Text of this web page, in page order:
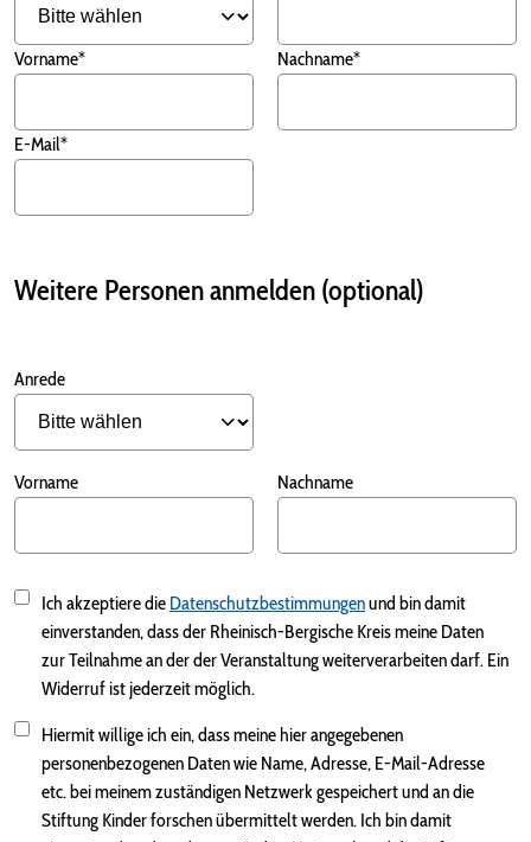
Vorname*
E-Mail*
Nachname*
Weitere Personen anmelden (optional)
Anrede
Vorname Nachname
Ich akzeptiere die Datenschutzbestimmungenund bin damit
einverstanden, dass der Rheinisch-Bergische Kreis meine Daten
zur Teilnahme an der der Veranstaltung weiterverarbeiten darf. Ein
Widerruf ist jederzeit möglich.
Hiermit willige ich ein, dass meine hier angegebenen
personenbezogenen Daten wie Name, Adresse, E-Mail-Adresse
etc. bei meinem zuständigen Netzwerk gespeichert und an die
Stiftung Kinder forschen übermittelt werden. Ich bin damit